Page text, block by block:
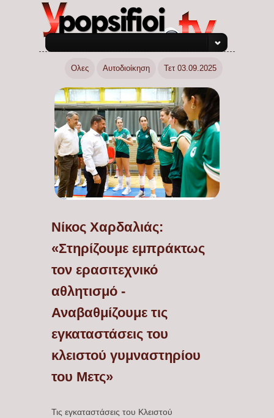
Ολες Αυτοδιοίκηση Τετ 03.09.2025
Νίκος Χαρδαλιάς:
«Στηρίζουμε εμπράκτως
τον ερασιτεχνικό
αθλητισμό -
Αναβαθμίζουμε τις
εγκαταστάσεις του
κλειστού γυμναστηρίου
του Μετς»
Τις εγκαταστάσεις του Κλειστού